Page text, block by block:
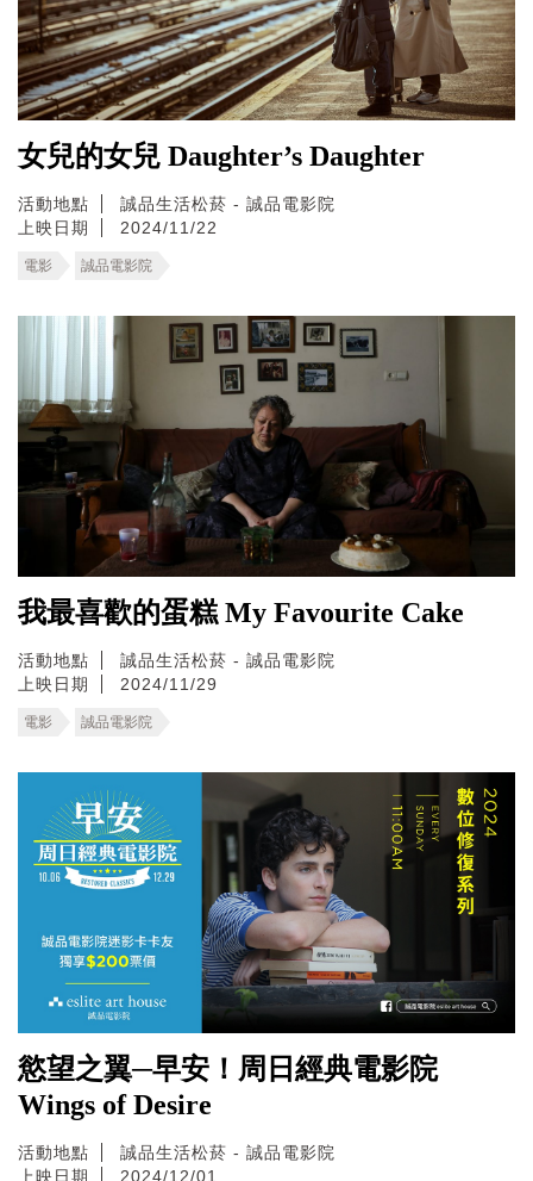
女兒的女兒 Daughter’s Daughter
活動地點
誠品生活松菸 - 誠品電影院
上映日期
2024/11/22
電影 誠品電影院
我最喜歡的蛋糕 My Favourite Cake
活動地點
誠品生活松菸 - 誠品電影院
上映日期
2024/11/29
電影 誠品電影院
慾望之翼─早安！周日經典電影院
Wings of Desire
活動地點
誠品生活松菸 - 誠品電影院
上映日期
2024/12/01